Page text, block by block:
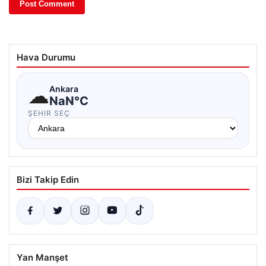
Hava Durumu
☁Ankara
NaN°C
ŞEHIR SEÇ
Bizi Takip Edin
Yan Manşet